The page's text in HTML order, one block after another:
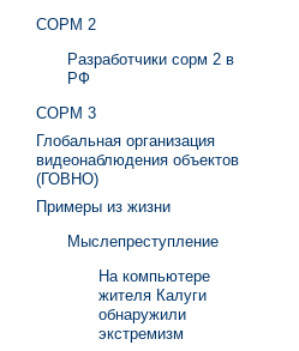
СОРМ 2
Разработчики сорм 2 в
РФ
СОРМ 3
Глобальная организация
видеонаблюдения объектов
(ГОВНО)
Примеры из жизни
Мыслепреступление
На компьютере
жителя Калуги
обнаружили
экстремизм